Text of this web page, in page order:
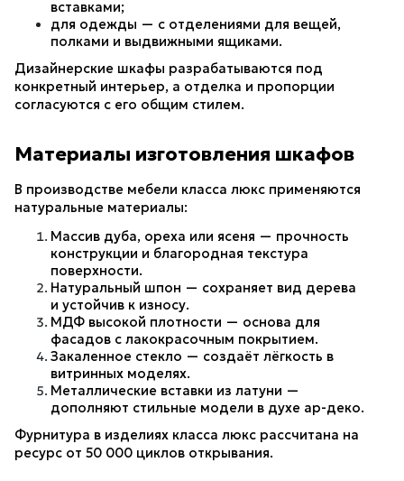
вставками;
для одежды — с отделениями для вещей,
полками и выдвижными ящиками.
Дизайнерские шкафы разрабатываются под
конкретный интерьер, а отделка и пропорции
согласуются с его общим стилем.
Материалы изготовления шкафов
В производстве мебели класса люкс применяются
натуральные материалы:
Массив дуба, ореха или ясеня — прочность
конструкции и благородная текстура
поверхности.
Натуральный шпон — сохраняет вид дерева
и устойчив к износу.
МДФ высокой плотности — основа для
фасадов с лакокрасочным покрытием.
Закаленное стекло — создаёт лёгкость в
витринных моделях.
Металлические вставки из латуни —
дополняют стильные модели в духе ар-деко.
Фурнитура в изделиях класса люкс рассчитана на
ресурс от 50 000 циклов открывания.